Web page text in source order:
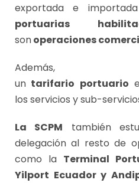
exportada e
portuarias
sonoperaciones
Además,
un tarifario portuario
los servicios y sub-
La SCPM también
delegación al resto de
como la Terminal
Yilport Ecuador y